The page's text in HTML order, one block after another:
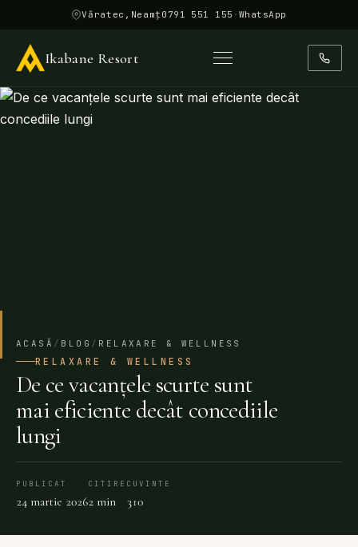
0791 551 155 · WhatsApp
Ikabane Resort
ACASĂ / BLOG / RELAXARE & WELLNESS
RELAXARE & WELLNESS
De ce vacanțele scurte sunt
mai eficiente decât concediile
lungi
PUBLICAT
24 martie 2026
CITIRE
2 min
CUVINTE
310